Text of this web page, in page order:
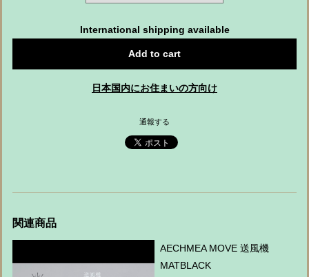
International shipping available
Add to cart
日本国内にお住まいの方向け
通報する
関連商品
AECHMEA MOVE 送風機
MATBLACK